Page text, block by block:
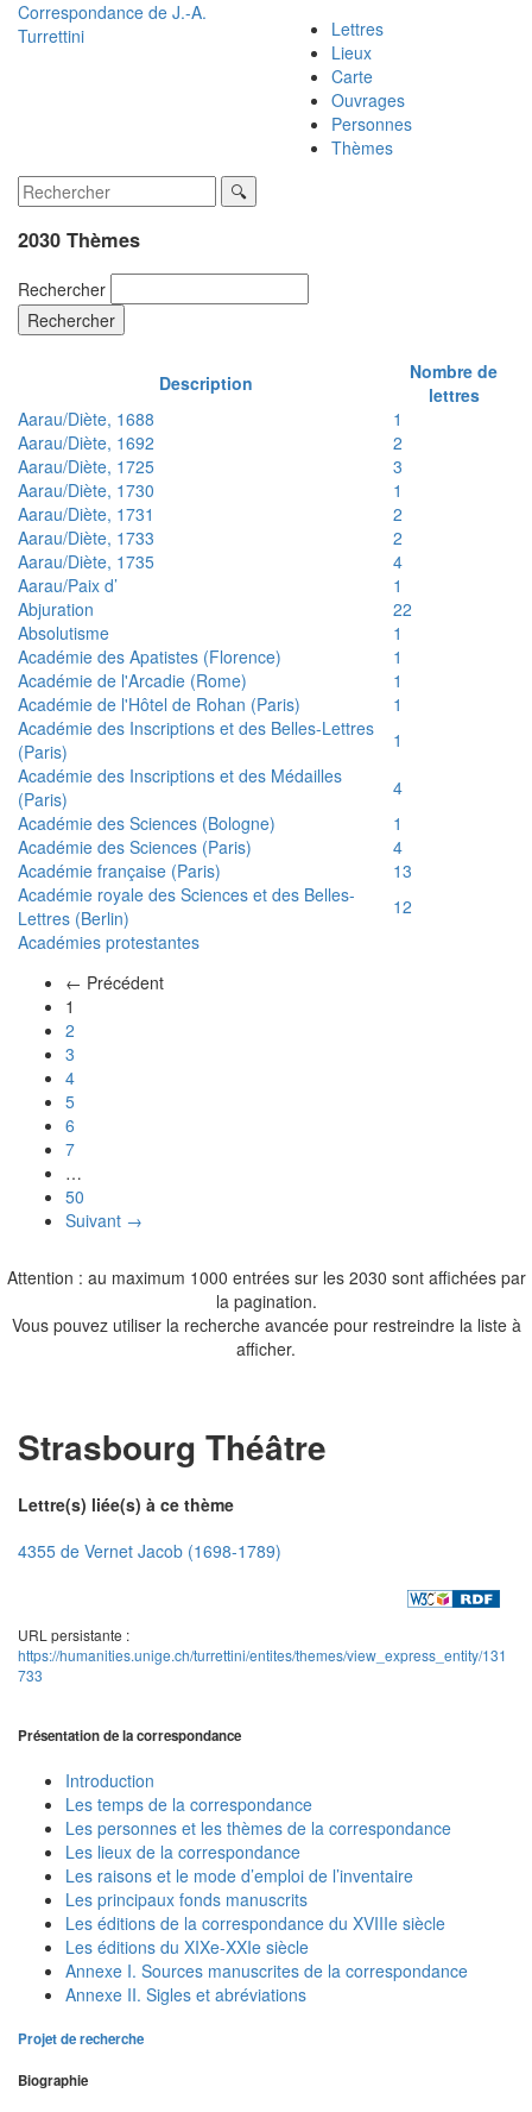
Correspondance de J.-A.
Turrettini
Lettres
Lieux
Carte
Ouvrages
Personnes
Thèmes
2030 Thèmes
Rechercher
Rechercher
Description
Nombre de
lettres
Aarau/Diète, 1688
1
Aarau/Diète, 1692
2
Aarau/Diète, 1725
3
Aarau/Diète, 1730
1
Aarau/Diète, 1731
2
Aarau/Diète, 1733
2
Aarau/Diète, 1735
4
Aarau/Paix d’
1
Abjuration
22
Absolutisme
1
Académie des Apatistes (Florence)
1
Académie de l'Arcadie (Rome)
1
Académie de l'Hôtel de Rohan (Paris)
1
Académie des Inscriptions et des Belles-Lettres
(Paris)
1
Académie des Inscriptions et des Médailles
(Paris)
4
Académie des Sciences (Bologne)
1
Académie des Sciences (Paris)
4
Académie française (Paris)
13
Académie royale des Sciences et des Belles-
Lettres (Berlin)
12
Académies protestantes
← Précédent
1
2
3
4
5
6
7
…
50
Suivant →
Attention : au maximum 1000 entrées sur les 2030 sont affichées par
la pagination.
Vous pouvez utiliser la recherche avancée pour restreindre la liste à
afficher.
Strasbourg Théâtre
Lettre(s) liée(s) à ce thème
4355 de Vernet Jacob (1698-1789)
URL persistante :
https://humanities.unige.ch/turrettini/entites/themes/view_express_entity/131
733
Présentation de la correspondance
Introduction
Les temps de la correspondance
Les personnes et les thèmes de la correspondance
Les lieux de la correspondance
Les raisons et le mode d’emploi de l’inventaire
Les principaux fonds manuscrits
Les éditions de la correspondance du XVIIIe siècle
Les éditions du XIXe-XXIe siècle
Annexe I. Sources manuscrites de la correspondance
Annexe II. Sigles et abréviations
Projet de recherche
Biographie